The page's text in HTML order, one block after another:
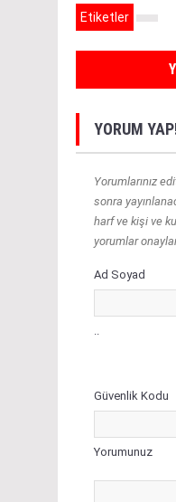
Etiketler
YORUM
Yorumlarınız
sonra
harf ve kişi ve
yorumlar
Ad Soyad
Güvenlik Kodu
Yorumunuz